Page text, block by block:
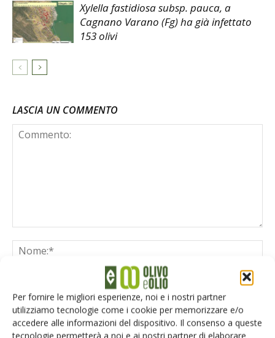
Per fornire le migliori esperienze, noi e i nostri partner
utilizziamo tecnologie come i cookie per memorizzare e/o
accedere alle informazioni del dispositivo. Il consenso a queste
Xylella fastidiosa subsp. pauca, a
Cagnano Varano (Fg) ha già infettato
153 olivi
LASCIA UN COMMENTO